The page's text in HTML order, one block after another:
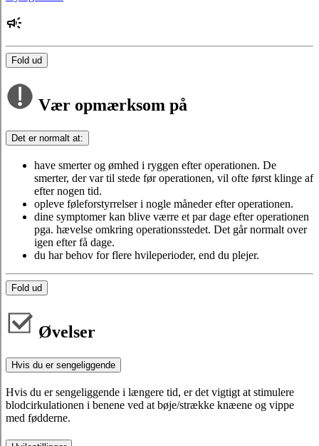
Fold ud
Vær opmærksom på
Det er normalt at:
have smerter og ømhed i ryggen efter operationen. De
smerter, der var til stede før operationen, vil ofte først klinge af
efter nogen tid.
opleve føleforstyrrelser i nogle måneder efter operationen.
dine symptomer kan blive værre et par dage efter operationen
pga. hævelse omkring operationsstedet. Det går normalt over
igen efter få dage.
du har behov for flere hvileperioder, end du plejer.
Fold ud
Øvelser
Hvis du er sengeliggende
Hvis du er sengeliggende i længere tid, er det vigtigt at stimulere
blodcirkulationen i benene ved at bøje/strække knæene og vippe
med fødderne.